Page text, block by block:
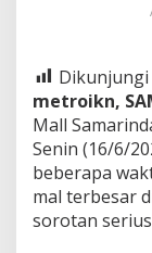
Dikunjungi
metroikn,
Mall
Senin (16/6/
beberapa
mal terbesar
sorotan serius